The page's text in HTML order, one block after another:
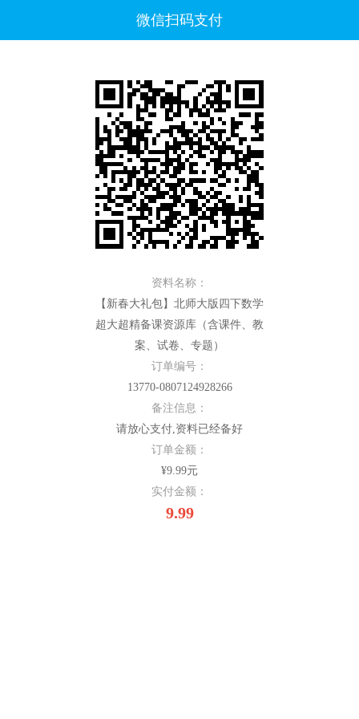
微信扫码支付
资料名称：
【新春大礼包】北师大版四下数学
超大超精备课资源库（含课件、教
案、试卷、专题）
订单编号：
13770-0807124928266
备注信息：
请放心支付,资料已经备好
订单金额：
¥9.99元
实付金额：
9.99